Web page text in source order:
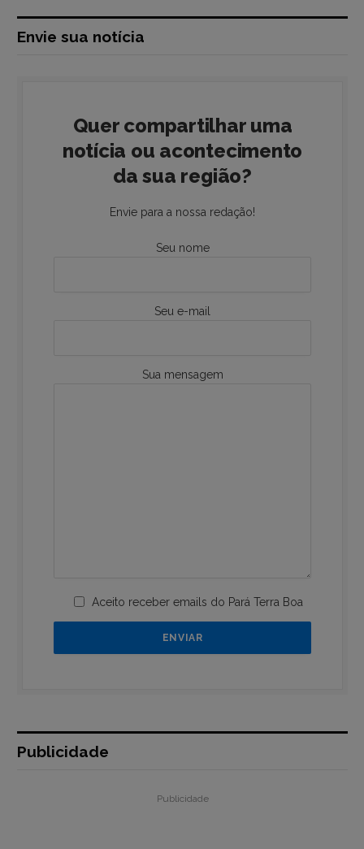
Envie sua notícia
Quer compartilhar uma
notícia ou acontecimento
da sua região?
Envie para a nossa redação!
Seu nome
Seu e-mail
Sua mensagem
Aceito receber emails do Pará Terra Boa
Publicidade
Publicidade